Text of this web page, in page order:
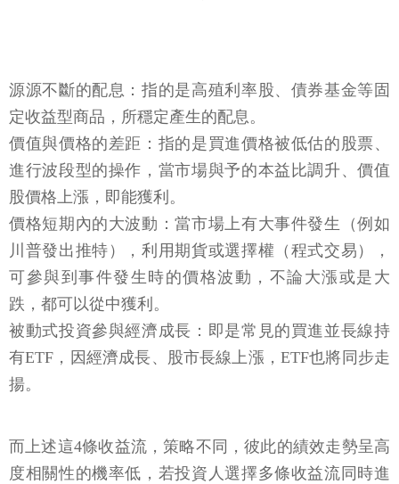
源源不斷的配息：指的是高殖利率股、債券基金等固
定收益型商品，所穩定產生的配息。
價值與價格的差距：指的是買進價格被低估的股票、
進行波段型的操作，當市場與予的本益比調升、價值
股價格上漲，即能獲利。
價格短期內的大波動：當市場上有大事件發生（例如
川普發出推特），利用期貨或選擇權（程式交易），
可參與到事件發生時的價格波動，不論大漲或是大
跌，都可以從中獲利。
被動式投資參與經濟成長：即是常見的買進並長線持
有ETF，因經濟成長、股市長線上漲，ETF也將同步走
揚。
而上述這4條收益流，策略不同，彼此的績效走勢呈高
度相關性的機率低，若投資人選擇多條收益流同時進